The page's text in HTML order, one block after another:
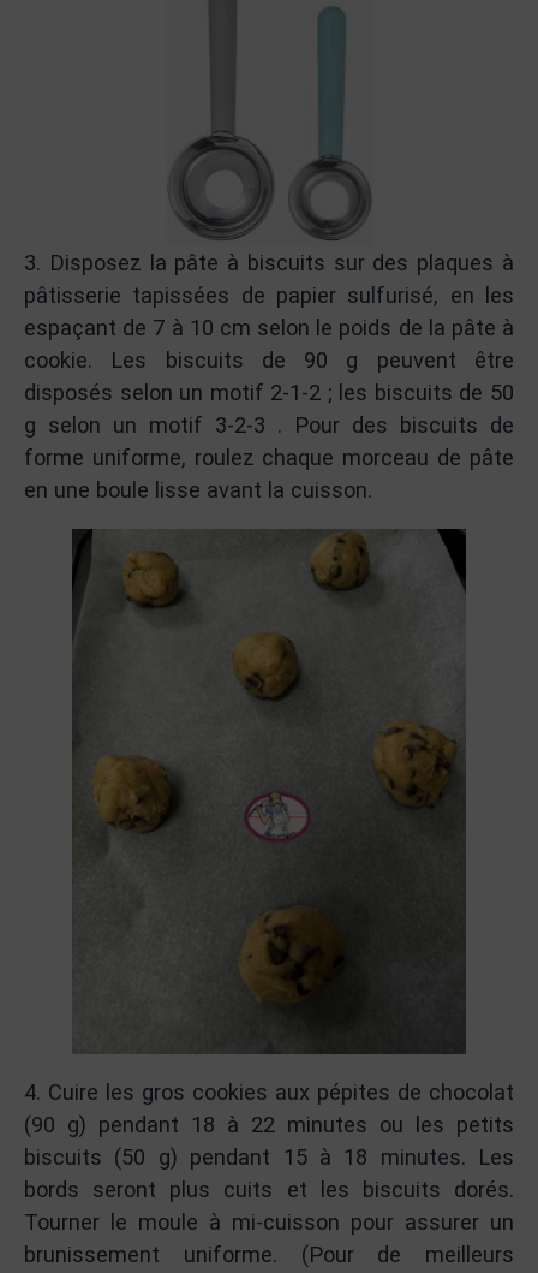
3. Disposez la pâte à biscuits sur des plaques à
pâtisserie tapissées de papier sulfurisé, en les
espaçant de 7 à 10 cm selon le poids de la pâte à
cookie. Les biscuits de 90 g peuvent être
disposés selon un motif 2-1-2 ; les biscuits de 50
g selon un motif 3-2-3 . Pour des biscuits de
forme uniforme, roulez chaque morceau de pâte
en une boule lisse avant la cuisson.
4. Cuire les gros cookies aux pépites de chocolat
(90 g) pendant 18 à 22 minutes ou les petits
biscuits (50 g) pendant 15 à 18 minutes. Les
bords seront plus cuits et les biscuits dorés.
Tourner le moule à mi-cuisson pour assurer un
brunissement uniforme. (Pour de meilleurs